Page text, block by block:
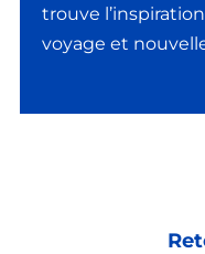
trouve
voyage et